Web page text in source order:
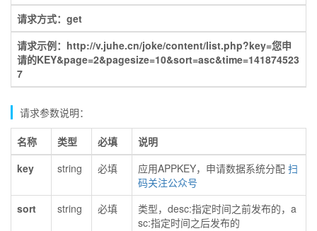
请求方式：get
请求示例：http://v.juhe.cn/joke/content/list.php?key=您申
请的KEY&page=2&pagesize=10&sort=asc&time=141874523
7
请求参数说明：
名称 类型 必填
说明
key
string 必填 应用APPKEY，申请数据系统分配 扫
码关注公众号
sort
string 必填
类型，desc:指定时间之前发布的，a
sc:指定时间之后发布的